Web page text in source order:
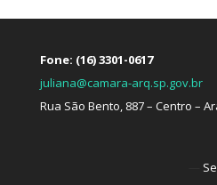
Fone: (16) 3301-0617
juliana@camara-arq.sp.gov.br
Rua São Bento, 887 – Centro –